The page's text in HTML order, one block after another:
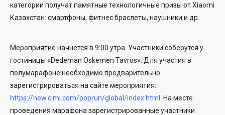
категории получат памятные технологичные призы от Xiaomi
Казахстан: смартфоны, фитнес браслеты, наушники и др.
Мероприятие начнется в 9:00 утра. Участники соберутся у
гостиницы «Dedeman Oskemen Tavros». Для участия в
полумарафоне необходимо предварительно
зарегистрироваться на сайте мероприятия:
https://new.c.mi.com/poprun/global/index.html На месте
проведения марафона зарегистрированные участники